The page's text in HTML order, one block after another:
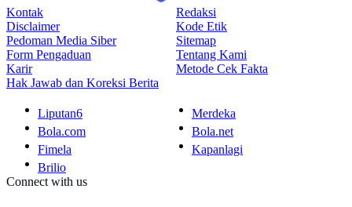
Kontak
Redaksi
Disclaimer
Kode Etik
Pedoman Media Siber
Sitemap
Form Pengaduan
Tentang Kami
Karir
Metode Cek Fakta
Hak Jawab dan Koreksi Berita
Liputan6
Merdeka
Bola.com
Bola.net
Fimela
Kapanlagi
Brilio
Connect with us